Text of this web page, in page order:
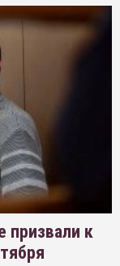
призвали к